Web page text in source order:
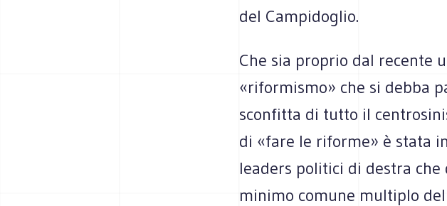
del Campidoglio.
Che sia proprio dal recente
«riformismo» che si debba
sconfitta di tutto il
di «fare le riforme» è stata
leaders politici di destra
minimo comune multiplo